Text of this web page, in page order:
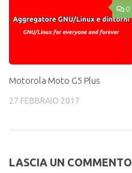
0
Motorola Moto G5 Plus
27 FEBBRAIO 2017
LASCIA UN COMMENTO